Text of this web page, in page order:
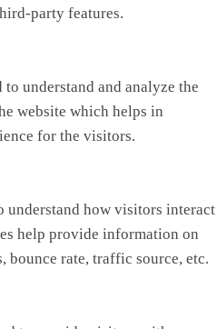
party features.
understand and analyze the
website which helps in
for the visitors.
understand how visitors interact
help provide information on
bounce rate, traffic source, etc.